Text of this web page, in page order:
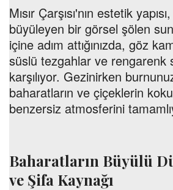
Mısır Çarşısı'nın estetik
büyüleyen bir görsel şölen
içine adım attığınızda, göz
süslü tezgahlar ve rengarenk
karşılıyor. Gezinirken
baharatların ve çiçeklerin
benzersiz atmosferini
Baharatların Büyülü
ve Şifa Kaynağı